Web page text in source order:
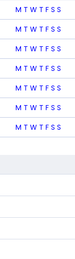
M T W T F S S
M T W T F S S
M T W T F S S
M T W T F S S
M T W T F S S
M T W T F S S
M T W T F S S